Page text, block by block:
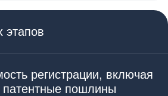
этапов
регистрации, включая
патентные пошлины